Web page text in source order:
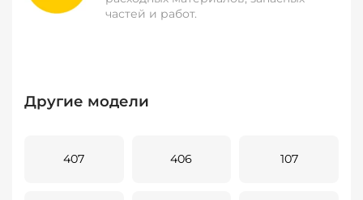
частей и работ.
Другие модели
407 406 107